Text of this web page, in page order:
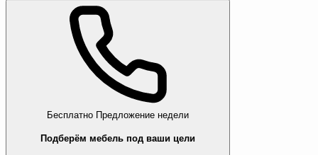
Бесплатно Предложение недели
Подберём мебель под ваши цели